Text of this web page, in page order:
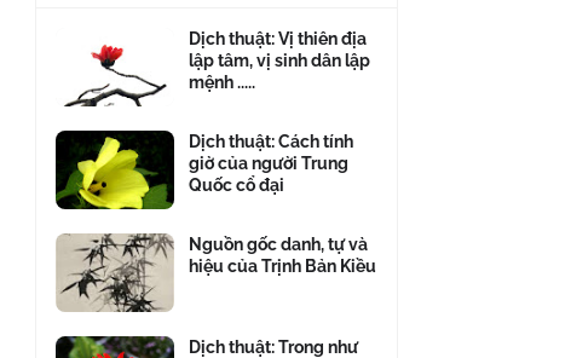
Dịch thuật: Vị thiên địa
lập tâm, vị sinh dân lập
mệnh .....
Dịch thuật: Cách tính
giờ của người Trung
Quốc cổ đại
Nguồn gốc danh, tự và
hiệu của Trịnh Bản Kiều
Dịch thuật: Trong như